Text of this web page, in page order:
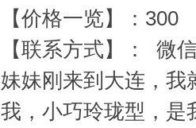
【价格一览】：300
【联系方式】： 微
妹妹刚来到大连，我
我，小巧玲珑型，是